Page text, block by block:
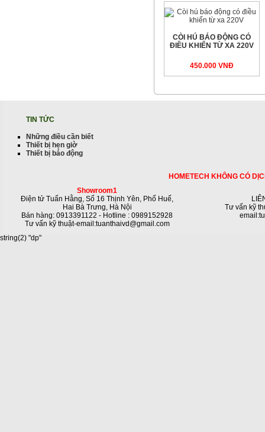
CÒI HÚ BÁO ĐỘNG CÓ
ĐIỀU KHIỂN TỪ XA 220V
450.000 VNÐ
TIN TỨC
Những điều cần biết
Thiết bị hẹn giờ
Thiết bị báo động
HOMETECH KHÔNG CÓ
Showroom1
Điện tử Tuấn Hằng, Số 16 Thịnh Yên, Phố Huế,
Hai Bà Trưng, Hà Nội
Bán hàng: 0913391122 - Hotline : 0989152928
Tư vấn kỹ thuật-email:tuanthaivd@gmail.com
Tư vấn kỹ
string(2) "dp"